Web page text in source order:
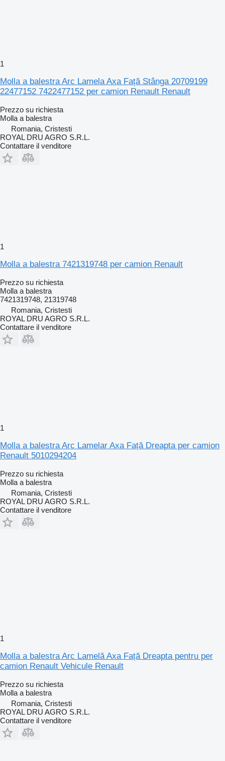
1
Molla a balestra Arc Lamela Axa Față Stânga 20709199
22477152 7422477152 per camion Renault Renault
Prezzo su richiesta
Molla a balestra
Romania, Cristesti
ROYAL DRU AGRO S.R.L.
Contattare il venditore
1
Molla a balestra 7421319748 per camion Renault
Prezzo su richiesta
Molla a balestra
7421319748, 21319748
Romania, Cristesti
ROYAL DRU AGRO S.R.L.
Contattare il venditore
1
Molla a balestra Arc Lamelar Axa Față Dreapta per camion
Renault 5010294204
Prezzo su richiesta
Molla a balestra
Romania, Cristesti
ROYAL DRU AGRO S.R.L.
Contattare il venditore
1
Molla a balestra Arc Lamelă Axa Față Dreapta pentru per
camion Renault Vehicule Renault
Prezzo su richiesta
Molla a balestra
Romania, Cristesti
ROYAL DRU AGRO S.R.L.
Contattare il venditore